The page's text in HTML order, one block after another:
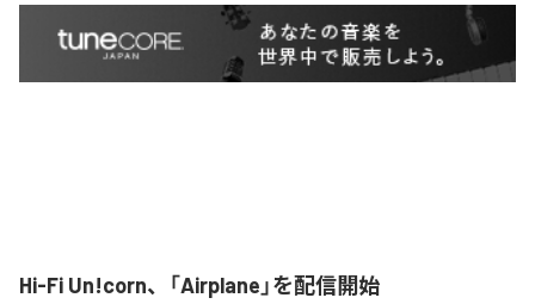
Hi-Fi Un!corn、「Airplane」を配信開始